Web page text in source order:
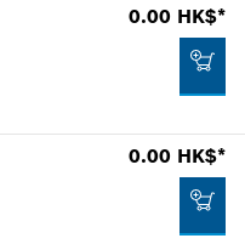
0.00 HK$*
0.00 HK$*